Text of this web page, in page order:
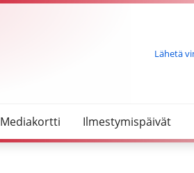
Lähetä
Mediakortti Ilmestymispäivät